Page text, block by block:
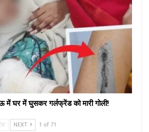
घर में घुसकर गर्लफ्रेंड को मारी गोली!
NEXT 1 of 71